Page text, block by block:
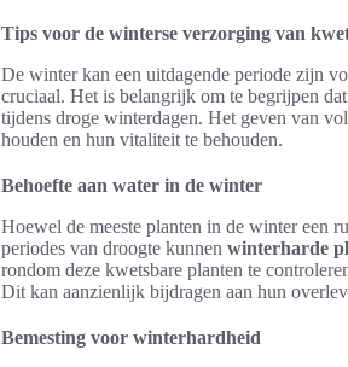
Tips voor de winterse verzorging van
De winter kan een uitdagende periode zijn
cruciaal. Het is belangrijk om te begrijpen
tijdens droge winterdagen. Het geven van
houden en hun vitaliteit te behouden.
Behoefte aan water in de winter
Hoewel de meeste planten in de winter een
periodes van droogte kunnen winterharde
rondom deze kwetsbare planten te
Dit kan aanzienlijk bijdragen aan hun
Bemesting voor winterhardheid